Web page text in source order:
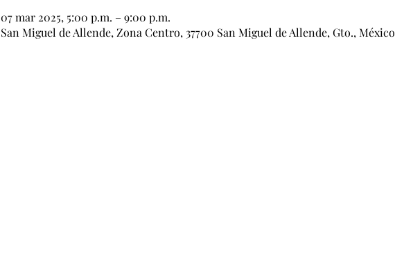
07 mar 2025, 5:00 p.m. – 9:00 p.m.
San Miguel de Allende, Zona Centro, 37700 San Miguel de Allende, Gto., México